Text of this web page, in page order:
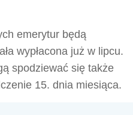
emerytur będą
wypłacona już w lipcu.
spodziewać się także
15. dnia miesiąca.